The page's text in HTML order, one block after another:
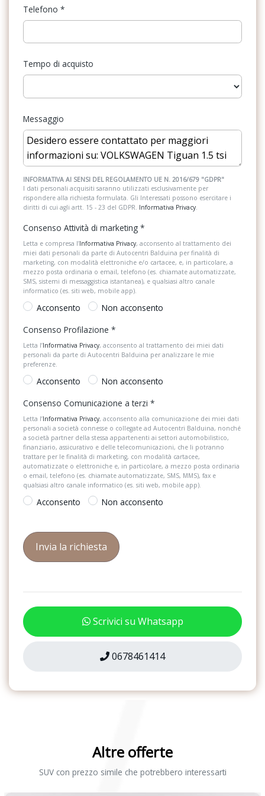
Fari a led
Fari con accensione automatica
Fari posteriori a led
Illuminazione abitacolo
Illuminazione bagagliaio
Inserti in acciaio esterni
Interni in tessuto
Kit riparazione pneumatici / tirefit
Luci diurne
Pacchetto
Pacchetto sicurezza
Paraurti in tinta
Partenza in salita assistita
Personalizzazione colori esterni
Personalizzazioni Linea e Stile
Poggiatesta anteriori regolabili
Poggiatesta posteriori regolabili
Portaoggetti aggiuntivi
Predisposizioni
Radio DAB
Retrovisore interno auto-anabbagliante
Sedili anteriori regolabili
Sedili posteriori regolabili
Sensori di Parcheggio Anterori e Posteriori
Servosterzo
Cinture di sicurezza anteriori automatiche a 3 punti, con
pretensionatore per i sedili
Climatronic a tre zone con filtro anti allergeni con comandi touch
Copertura vano bagagli
Cruise control adattivo acc
Display multifunzione a colori premium
Dispositivo antiavviamento elettronico
Eds (bloccaggio elettronico del differenziale)
Fatigue detection
Filtro antipolvere, antipolline e antiallergeni
Finitura cromata per bocchette di aerazione e quadro strumenti
Freni a disco anteriori (autoventilanti) e posteriori
Front assist con frenata di emergenza e riconoscimento pedoni
Funzione coming home e leaving home
Ganci di sicurezza nel vano bagagli
Griglia frontale superiore con due listelli cromati
Gruppi ottici posteriori con tecnologia led
Hill-holder
Illuminazione vano bagagli
esterni
Inserti decorativi weave per cruscotto e porte anteriori
Luce illuminazione targa a led
Luci interne a led nel vano piedi
Modanature cromate laterali
Paraurti verniciati nel colore carrozzeria
Telefono *
Tempo di acquisto
Messaggio
INFORMATIVA AI SENSI DEL REGOLAMENTO UE N. 2016/679 "GDPR"
I dati personali acquisiti saranno utilizzati esclusivamente per
rispondere alla richiesta formulata. Gli Interessati possono esercitare i
diritti di cui agli artt. 15 - 23 del GDPR. Informativa Privacy
Consenso Attività di marketing *
Letta e compresa l’Informativa Privacy, acconsento al trattamento dei
miei dati personali da parte di Autocentri Balduina per finalità di
marketing, con modalità elettroniche e/o cartacee, e, in particolare, a
mezzo posta ordinaria o email, telefono (es. chiamate automatizzate,
SMS, sistemi di messaggistica istantanea), e qualsiasi altro canale
informatico (es. siti web, mobile app).
Acconsento
Non acconsento
Consenso Profilazione *
Letta l’Informativa Privacy, acconsento al trattamento dei miei dati
personali da parte di Autocentri Balduina per analizzare le mie
preferenze.
Acconsento
Non acconsento
Consenso Comunicazione a terzi *
Letta l’Informativa Privacy, acconsento alla comunicazione dei miei dati
personali a società connesse o collegate ad Autocentri Balduina, nonché
a società partner della stessa appartenenti ai settori automobilistico,
finanziario, assicurativo e delle telecomunicazioni, che li potranno
trattare per le finalità di marketing, con modalità cartacee,
automatizzate o elettroniche e, in particolare, a mezzo posta ordinaria
o email, telefono (es. chiamate automatizzate, SMS, MMS), fax e
qualsiasi altro canale informatico (es. siti web, mobile app).
Acconsento Non acconsento
Scrivici su Whatsapp
0678461414
Altre offerte
SUV con prezzo simile che potrebbero interessarti